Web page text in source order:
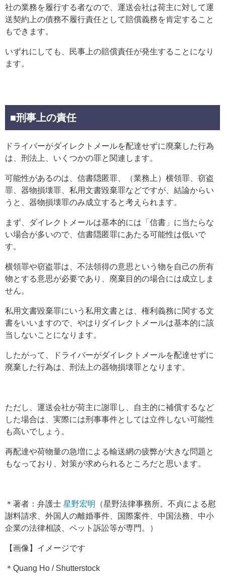
社の業務を履行する者なので、運送会社は荷主に対して運
送契約上の債務不履行責任として賠償義務を肯定すること
もできます。
いずれにしても、民事上の賠償責任が発生することになり
ます。
■刑事上の責任
ドライバーがダイレクトメールを配達せずに廃棄した行為
は、刑法上、いくつかの罪と関連します。
可能性があるのは、信書隠匿罪、（業務上）横領罪、窃盗
罪、器物損壊罪、私用文書毀棄罪などですが、結論からい
うと、器物損壊罪のみ成立すると考えられます。
まず、ダイレクトメールは基本的には「信書」に当たらな
い場合が多いので、信書隠匿罪にあたる可能性は低いで
す。
横領罪や窃盗罪は、不法領得の意思という物を自己の所有
物とする意思が必要であり、廃棄目的の場合には成立しま
せん。
私用文書毀棄罪にいう私用文書とは、権利義務に関する文
書をいいますので、やはりダイレクトメールは基本的に該
当しないことになります。
したがって、ドライバーがダイレクトメールを配達せずに
廃棄した行為は、刑法上の器物損壊罪となります。
ただし、運送会社が荷主に謝罪し、自主的に補償するなど
した場合は、実際には刑事事件としては立件しない可能性
も高いでしょう。
再配達や荷物量の急増による輸送網の疲弊が大きな問題と
もなっており、対策が求められるところだと思います。
＊著者：弁護士 星野宏明
（星野法律事務所。不貞による慰
謝料請求、外国人の離婚事件、国際案件、中国法務、中小
企業の法律相談、ペット訴訟等が専門。）
【画像】イメージです
＊Quang Ho / Shutterstock